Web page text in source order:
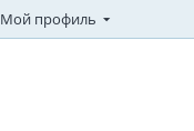
Мой профиль